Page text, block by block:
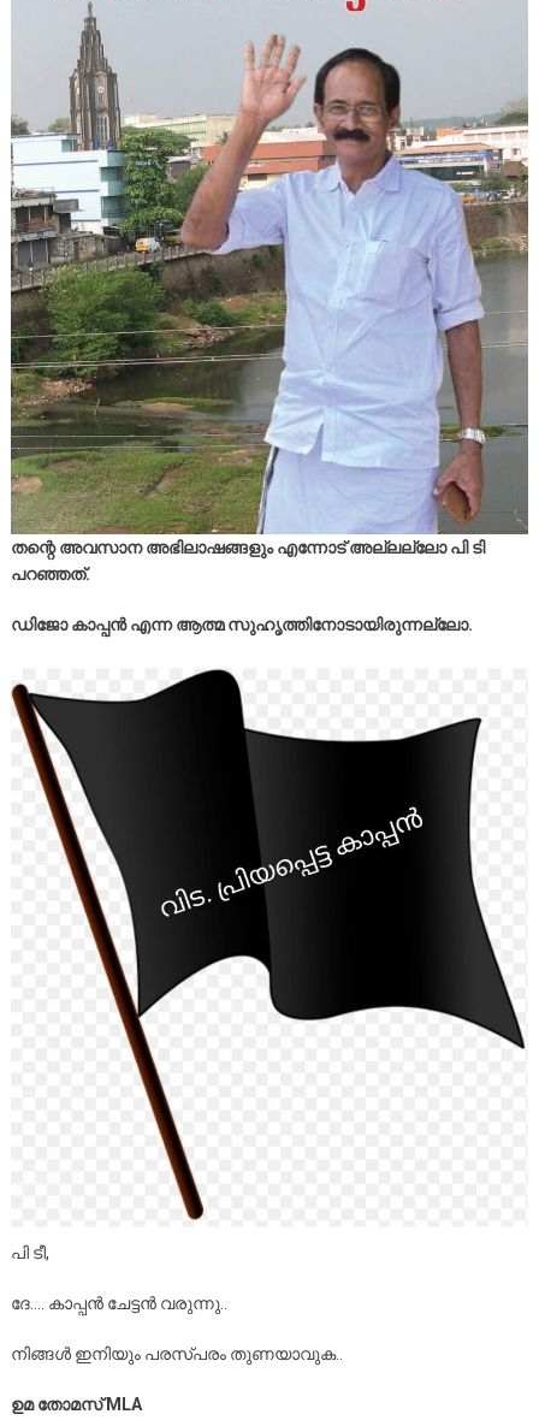
തന്റെ അവസാന അഭിലാഷങ്ങളും എന്നോട് അല്ലല്ലോ പി ടി
പറഞ്ഞത്.
ഡിജോ കാപ്പൻ എന്ന ആത്മ സുഹൃത്തിനോടായിരുന്നല്ലോ.
പി ടീ,
ദേ…. കാപ്പൻ ചേട്ടൻ വരുന്നു..
നിങ്ങൾ ഇനിയും പരസ്പരം തുണയാവുക..
ഉമ തോമസ്MLA